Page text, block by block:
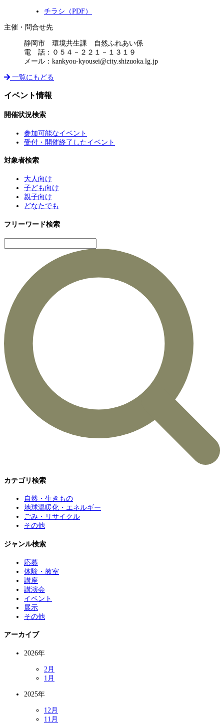
チラシ（PDF）
主催・問合せ先
静岡市 環境共生課 自然ふれあい係
電 話：０５４－２２１－１３１９
メール：kankyou-kyousei@city.shizuoka.lg.jp
一覧にもどる
イベント情報
開催状況検索
参加可能なイベント
受付・開催終了したイベント
対象者検索
大人向け
子ども向け
親子向け
どなたでも
フリーワード検索
カテゴリ検索
自然・生きもの
地球温暖化・エネルギー
ごみ・リサイクル
その他
ジャンル検索
応募
体験・教室
講座
講演会
イベント
展示
その他
アーカイブ
2026年
2月
1月
2025年
12月
11月